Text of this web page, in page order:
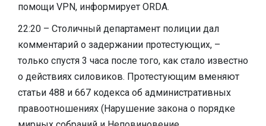
помощи VPN, информирует ORDA.
22:20 – Столичный департамент полиции дал
комментарий о задержании протестующих, –
только спустя 3 часа после того, как стало известно
о действиях силовиков. Протестующим вменяют
статьи 488 и 667 кодекса об административных
правоотношениях (Нарушение закона о порядке